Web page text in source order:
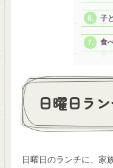
子
食
日曜日ラ
日曜日のランチに、家